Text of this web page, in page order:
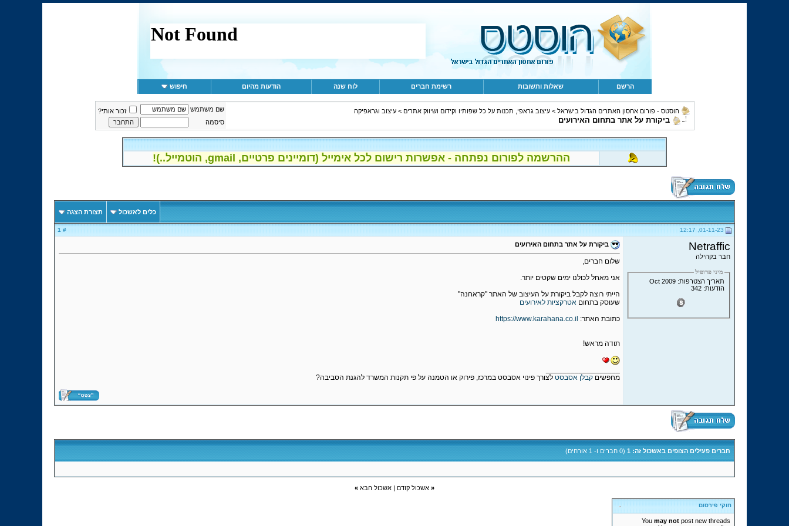
הרשם שאלות ותשובות רשימת חברים לוח שנה הודעות מהיום חיפוש
הוסטס - פורום אחסון האתרים הגדול בישראל >עיצוב גראפי, תכנות על כל שפותיו וקידום ושיווק אתרים >עיצוב וגראפיקה
ביקורת על אתר בתחום האירועים
שם משתמש
זכור אותי?
סיסמה
ההרשמה לפורום נפתחה - אפשרות רישום לכל אימייל (דומיינים פרטיים, gmail, הוטמייל..)!
כלים לאשכול תצורת הצגה
# 1
Netraffic
חבר בקהילה
מיני פרופיל
תאריך הצטרפות: Oct 2009
הודעות: 342
ביקורת על אתר בתחום האירועים
שלום חברים,
אני מאחל לכולנו ימים שקטים יותר.
הייתי רוצה לקבל ביקורת על העיצוב של האתר "קראחנה"
שעוסק בתחום אטרקציות לאירועים
כתובת האתר: https://www.karahana.co.il
תודה מראש!
מחפשים קבלן אסבסט לצורך פינוי אסבסט במרכז, פירוק או הטמנה על פי תקנות המשרד להגנת הסביבה?
חברים פעילים הצופים באשכול זה: 1 (0 חברים ו- 1 אורחים)
« אשכול קודם | אשכול הבא »
חוקי פירסום
You may not post new threads